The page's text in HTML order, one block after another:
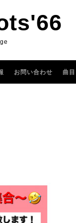
お問い合わせ 曲